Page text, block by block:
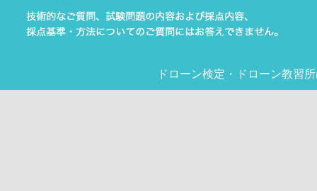
ドローン検定 ・ ドローン教習所